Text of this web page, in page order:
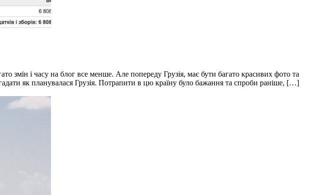
змін і часу на блог все менше. Але попереду Грузія, має бути багато красивих фото та
як планувалася Грузія. Потрапити в цю країну було бажання та спроби раніше, […]